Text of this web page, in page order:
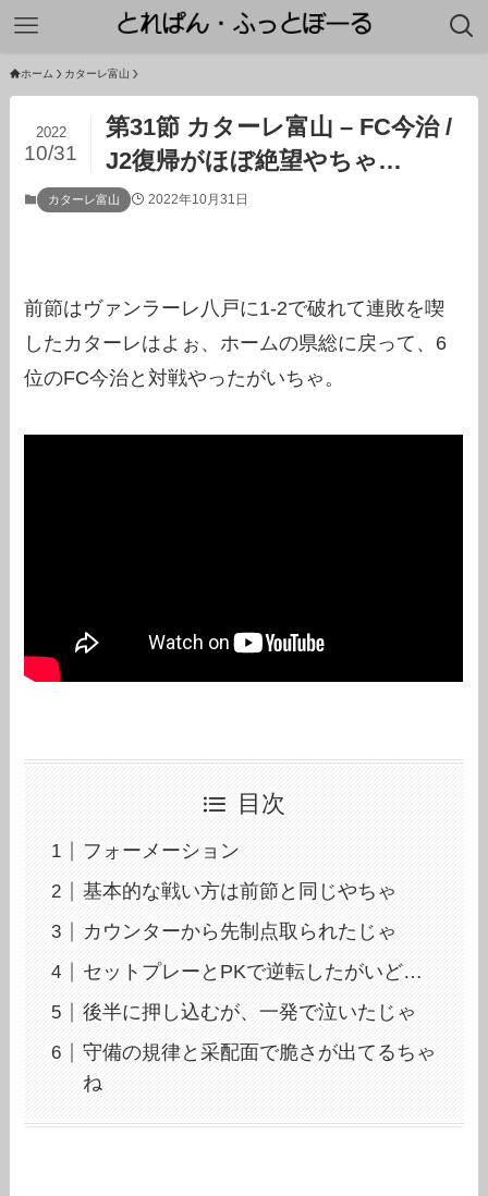
ホーム カターレ富山
第31節 カターレ富山 – FC今治 /
J2復帰がほぼ絶望やちゃ…
2022
10/31
カターレ富山 2022年10月31日
前節はヴァンラーレ八戸に1-2で破れて連敗を喫
したカターレはよぉ、ホームの県総に戻って、6
位のFC今治と対戦やったがいちゃ。
目次
フォーメーション
基本的な戦い方は前節と同じやちゃ
カウンターから先制点取られたじゃ
セットプレーとPKで逆転したがいど…
後半に押し込むが、一発で泣いたじゃ
守備の規律と采配面で脆さが出てるちゃ
ね